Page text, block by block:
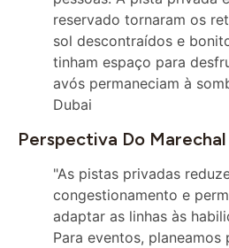
sol descontraídos e
tinham espaço para
avós permaneciam à
Dubai
Perspectiva Do Marechal
"As pistas privadas
congestionamento e
adaptar as linhas às
Para eventos, planeamos
fotografias, para que o